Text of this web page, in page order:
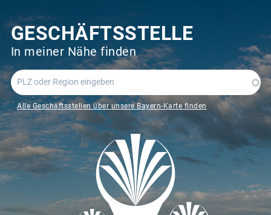
GESCHÄFTSSTELLE
In meiner Nähe finden
Alle Geschäftsstellen über unsere Bayern-Karte finden